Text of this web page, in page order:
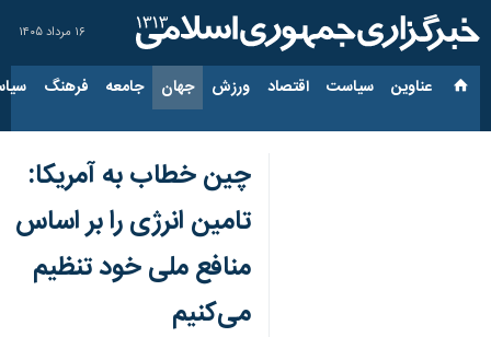
۱۶ مرداد ۱۴۰۵
عناوین‌ سیاست اقتصاد ورزش جهان جامعه فرهنگ
چین خطاب به آمریکا:
تامین انرژی را بر اساس
منافع ملی خود تنظیم
می‌کنیم